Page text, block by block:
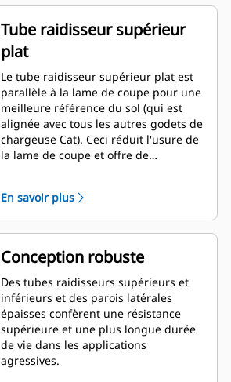
Tube raidisseur supérieur
plat
Le tube raidisseur supérieur plat est
parallèle à la lame de coupe pour une
meilleure référence du sol (qui est
alignée avec tous les autres godets de
chargeuse Cat). Ceci réduit l'usure de
la lame de coupe et offre de
lame peuvent être plus faciles à
évaluer depuis la cabine.
En savoir plus
Conception robuste
Des tubes raidisseurs supérieurs et
inférieurs et des parois latérales
épaisses confèrent une résistance
supérieure et une plus longue durée
de vie dans les applications
agressives.